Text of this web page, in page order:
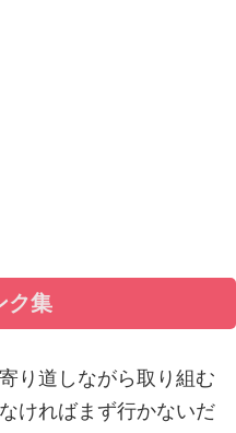
ク集
り道しながら取り組む
ければまず行かないだ